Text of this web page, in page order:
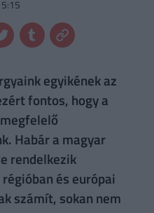
egyikének az
fontos, hogy a
Habár a magyar
rendelkezik
és európai
számít, sokan nem